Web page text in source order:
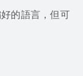
的語言，但可